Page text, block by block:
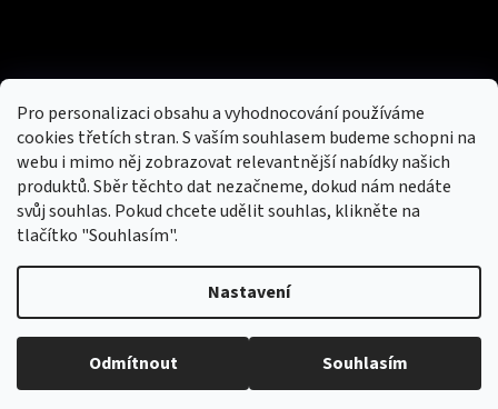
Pro personalizaci obsahu a vyhodnocování používáme
cookies třetích stran. S vaším souhlasem budeme schopni na
webu i mimo něj zobrazovat relevantnější nabídky našich
produktů. Sběr těchto dat nezačneme, dokud nám nedáte
svůj souhlas. Pokud chcete udělit souhlas, klikněte na
tlačítko "Souhlasím".
Nastavení
Odmítnout Souhlasím
Nový obchod s batohy, cestovními zavazadly, tašky a peněženky
Copyright 2026hotovebryle.cz
. Všechna práva